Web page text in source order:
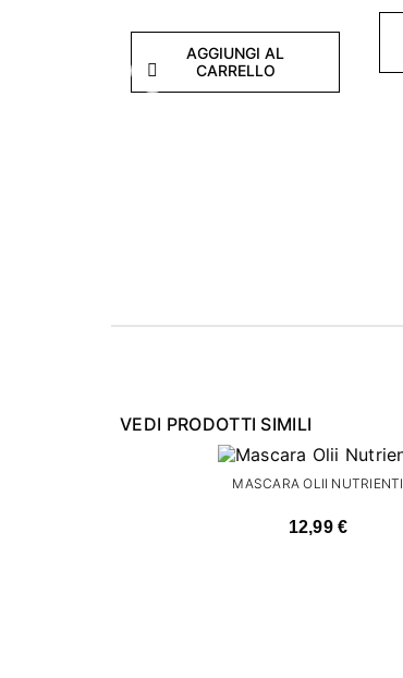
Precedente
AGGIUNGI AL
CARRELLO
VEDI PRODOTTI SIMILI
MASCARA OLII NUTRIENTI
12,99 €